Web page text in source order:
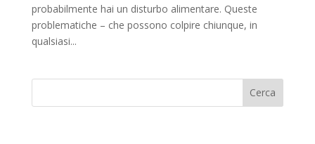
probabilmente hai un disturbo alimentare. Queste
problematiche – che possono colpire chiunque, in
qualsiasi...